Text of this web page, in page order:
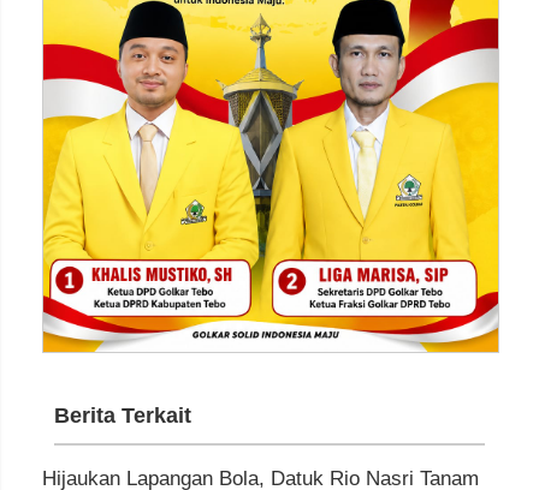
Berita Terkait
Hijaukan Lapangan Bola, Datuk Rio Nasri Tanam